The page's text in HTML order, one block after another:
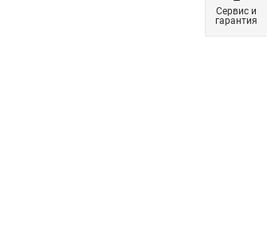
Сервис и
гарантия